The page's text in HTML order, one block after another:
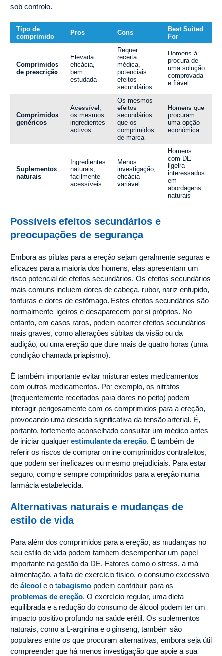
sob controlo.
Tipo de
comprimido
Pros Cons
Best Suited
For
Comprimidos
de prescrição
Elevada
eficácia,
bem
estudada
Requer
receita
médica,
potenciais
efeitos
secundários
Homens à
procura de
uma solução
comprovada
e fiável
Comprimidos
genéricos
Acessível,
os mesmos
ingredientes
activos
Os mesmos
efeitos
secundários
que os
comprimidos
de marca
Homens que
procuram
uma opção
económica
Suplementos
naturais
Ingredientes
naturais,
facilmente
acessíveis
Menos
investigação,
eficácia
variável
Homens
com DE
ligeira
interessados
em
abordagens
naturais
Possíveis efeitos secundários e
preocupações de segurança
Embora as pílulas para a ereção sejam geralmente seguras e
eficazes para a maioria dos homens, elas apresentam um
risco potencial de efeitos secundários. Os efeitos secundários
mais comuns incluem dores de cabeça, rubor, nariz entupido,
tonturas e dores de estômago. Estes efeitos secundários são
normalmente ligeiros e desaparecem por si próprios. No
entanto, em casos raros, podem ocorrer efeitos secundários
mais graves, como alterações súbitas da visão ou da
audição, ou uma ereção que dure mais de quatro horas (uma
condição chamada priapismo).
É também importante evitar misturar estes medicamentos
com outros medicamentos. Por exemplo, os nitratos
(frequentemente receitados para dores no peito) podem
interagir perigosamente com os comprimidos para a ereção,
provocando uma descida significativa da tensão arterial. É,
portanto, fortemente aconselhado consultar um médico antes
de iniciar qualquer estimulante da ereção. É também de
referir os riscos de comprar online comprimidos contrafeitos,
que podem ser ineficazes ou mesmo prejudiciais. Para estar
seguro, compre sempre comprimidos para a ereção numa
farmácia estabelecida.
Alternativas naturais e mudanças de
estilo de vida
Para além dos comprimidos para a ereção, as mudanças no
seu estilo de vida podem também desempenhar um papel
importante na gestão da DE. Fatores como o stress, a má
alimentação, a falta de exercício físico, o consumo excessivo
de álcool e o tabagismo podem contribuir para os
problemas de ereção. O exercício regular, uma dieta
equilibrada e a redução do consumo de álcool podem ter um
impacto positivo profundo na saúde erétil. Os suplementos
naturais, como a L-arginina e o ginseng, também são
populares entre os que procuram alternativas, embora seja útil
compreender que há menos investigação que apoie a sua